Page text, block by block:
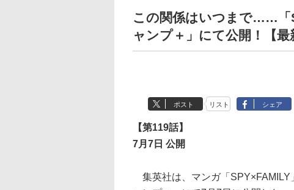
この関係はいつまで……「
ャンプ＋」にて公開！【最
ポスト リスト シェア
【第119話】
7月7日 公開
集英社は、マンガ「SPY×FAMILY